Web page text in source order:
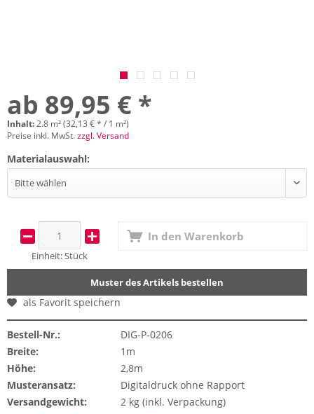
ab 89,95 € *
Inhalt:2.8 m² (32,13 € * / 1 m²)
Preise inkl. MwSt.zzgl. Versand
Materialauswahl:
Einheit:Stück
In den Warenkorb
Muster des Artikels bestellen
als Favorit speichern
Bestell-Nr.:
DIG-P-0206
Breite:
1m
Höhe:
2,8m
Musteransatz:
Digitaldruck ohne Rapport
Versandgewicht:
2 kg (inkl. Verpackung)